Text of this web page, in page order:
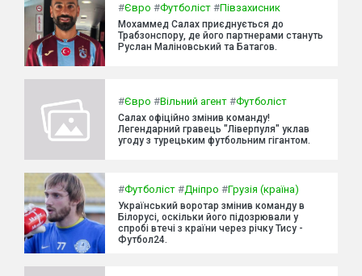
#Євро #Футболіст #Півзахисник
Мохаммед Салах приєднується до
Трабзонспору, де його партнерами стануть
Руслан Маліновський та Батагов.
#Євро #Вільний агент #Футболіст
Салах офіційно змінив команду!
Легендарний гравець "Ліверпуля" уклав
угоду з турецьким футбольним гігантом.
#Футболіст #Дніпро #Грузія (країна)
Український воротар змінив команду в
Білорусі, оскільки його підозрювали у
спробі втечі з країни через річку Тису -
Футбол24.